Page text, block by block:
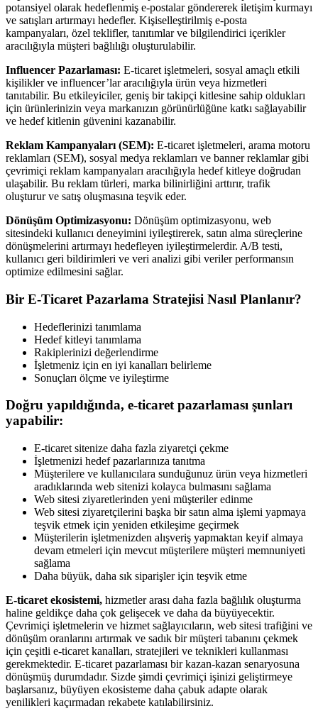
potansiyel olarak hedeflenmiş e-postalar göndererek iletişim kurmayı
ve satışları artırmayı hedefler. Kişiselleştirilmiş e-posta
kampanyaları, özel teklifler, tanıtımlar ve bilgilendirici içerikler
aracılığıyla müşteri bağlılığı oluşturulabilir.
Influencer Pazarlaması: E-ticaret işletmeleri, sosyal amaçlı etkili
kişilikler ve influencer’lar aracılığıyla ürün veya hizmetleri
tanıtabilir. Bu etkileyiciler, geniş bir takipçi kitlesine sahip oldukları
için ürünlerinizin veya markanızın görünürlüğüne katkı sağlayabilir
ve hedef kitlenin güvenini kazanabilir.
Reklam Kampanyaları (SEM): E-ticaret işletmeleri, arama motoru
reklamları (SEM), sosyal medya reklamları ve banner reklamlar gibi
çevrimiçi reklam kampanyaları aracılığıyla hedef kitleye doğrudan
ulaşabilir. Bu reklam türleri, marka bilinirliğini arttırır, trafik
oluşturur ve satış oluşmasına teşvik eder.
Dönüşüm Optimizasyonu: Dönüşüm optimizasyonu, web
sitesindeki kullanıcı deneyimini iyileştirerek, satın alma süreçlerine
dönüşmelerini artırmayı hedefleyen iyileştirmelerdir. A/B testi,
kullanıcı geri bildirimleri ve veri analizi gibi veriler performansın
optimize edilmesini sağlar.
Bir E-Ticaret Pazarlama Stratejisi Nasıl Planlanır?
Hedeflerinizi tanımlama
Hedef kitleyi tanımlama
Rakiplerinizi değerlendirme
İşletmeniz için en iyi kanalları belirleme
Sonuçları ölçme ve iyileştirme
Doğru yapıldığında, e-ticaret pazarlaması şunları
yapabilir:
E-ticaret sitenize daha fazla ziyaretçi çekme
İşletmenizi hedef pazarlarınıza tanıtma
Müşterilere ve kullanıcılara sunduğunuz ürün veya hizmetleri
aradıklarında web sitenizi kolayca bulmasını sağlama
Web sitesi ziyaretlerinden yeni müşteriler edinme
Web sitesi ziyaretçilerini başka bir satın alma işlemi yapmaya
teşvik etmek için yeniden etkileşime geçirmek
Müşterilerin işletmenizden alışveriş yapmaktan keyif almaya
devam etmeleri için mevcut müşterilere müşteri memnuniyeti
sağlama
Daha büyük, daha sık siparişler için teşvik etme
E-ticaret ekosistemi, hizmetler arası daha fazla bağlılık oluşturma
haline geldikçe daha çok gelişecek ve daha da büyüyecektir.
Çevrimiçi işletmelerin ve hizmet sağlayıcıların, web sitesi trafiğini ve
dönüşüm oranlarını artırmak ve sadık bir müşteri tabanını çekmek
için çeşitli e-ticaret kanalları, stratejileri ve teknikleri kullanması
gerekmektedir. E-ticaret pazarlaması bir kazan-kazan senaryosuna
dönüşmüş durumdadır. Sizde şimdi çevrimiçi işinizi geliştirmeye
başlarsanız, büyüyen ekosisteme daha çabuk adapte olarak
yenilikleri kaçırmadan rekabete katılabilirsiniz.